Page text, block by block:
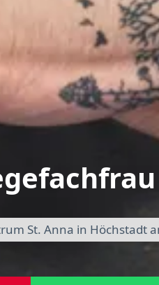
St. Anna in Höchstadt